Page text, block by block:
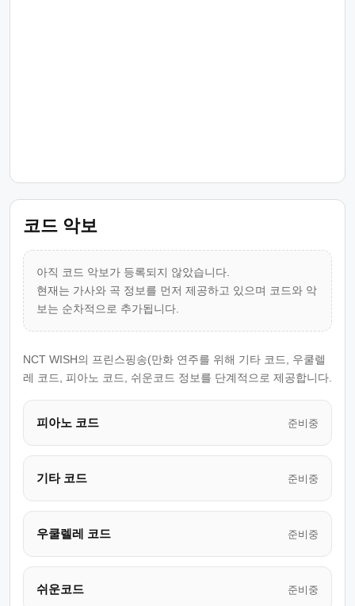
코드 악보
아직 코드 악보가 등록되지 않았습니다.
현재는 가사와 곡 정보를 먼저 제공하고 있으며 코드와 악
보는 순차적으로 추가됩니다.
NCT WISH의 프린스핑송(만화 연주를 위해 기타 코드, 우쿨렐
레 코드, 피아노 코드, 쉬운코드 정보를 단계적으로 제공합니다.
피아노 코드 준비중
기타 코드 준비중
우쿨렐레 코드 준비중
쉬운코드 준비중